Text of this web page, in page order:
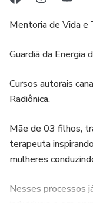
lugar e no seu
quando quiser.
Mentoria de Vida e
Guardiã da Energia
Cursos autorais
Radiônica.
Mãe de 03 filhos,
terapeuta
mulheres
Nesses processos